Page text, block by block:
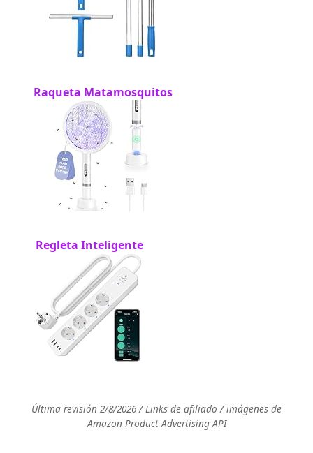
Raqueta Matamosquitos
Regleta Inteligente
Última revisión 2/8/2026 / Links de afiliado / imágenes de
Amazon Product Advertising API